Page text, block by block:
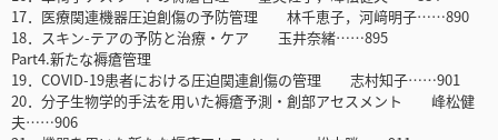
17．医療関連機器圧迫創傷の予防管理 林千恵子，河﨑明子……890
18．スキン-テアの予防と治療・ケア 玉井奈緒……895
Part4.新たな褥瘡管理
19．COVID-19患者における圧迫関連創傷の管理 志村知子……901
20．分子生物学的手法を用いた褥瘡予測・創部アセスメント 峰松健
夫……906